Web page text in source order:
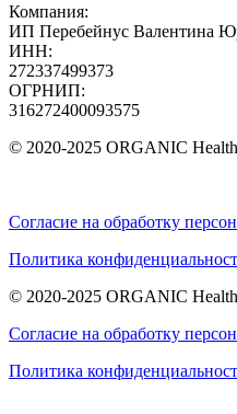
Компания:
ИП Перебейнус Валентина
ИНН:
272337499373
ОГРНИП:
316272400093575
© 2020-2025 ORGANIC
Согласие на обработку
Политика
© 2020-2025 ORGANIC
Согласие на обработку
Политика